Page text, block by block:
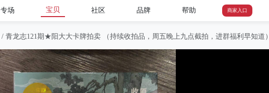
专场 宝贝 社区 品牌 帮助 商家入口
/ 青龙志121期★阳大大卡牌拍卖 （持续收拍品，周五晚上九点截拍，进群福利早知道）